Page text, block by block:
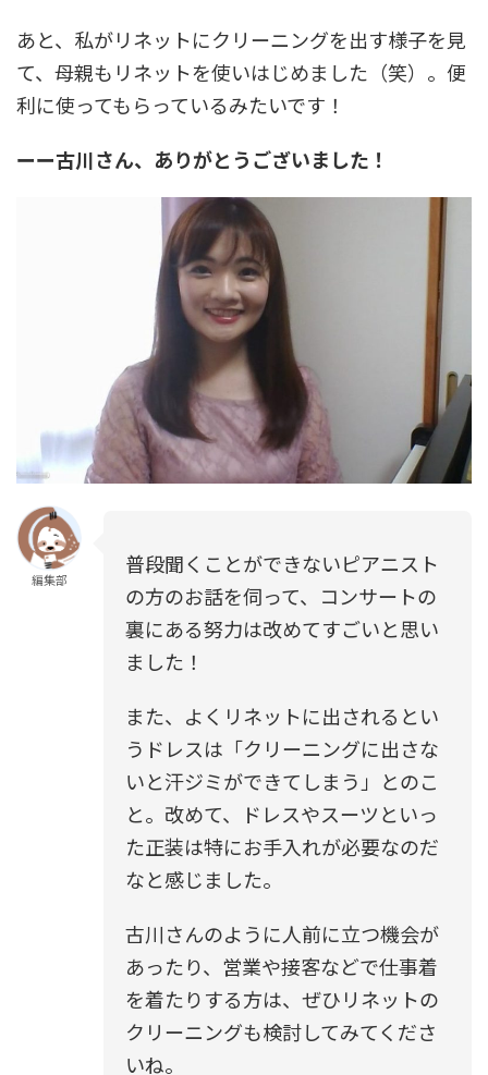
あと、私がリネットにクリーニングを出す様子を見
て、母親もリネットを使いはじめました（笑）。便
利に使ってもらっているみたいです！
ーー古川さん、ありがとうございました！
編集部
普段聞くことができないピアニスト
の方のお話を伺って、コンサートの
裏にある努力は改めてすごいと思い
ました！
また、よくリネットに出されるとい
うドレスは「クリーニングに出さな
いと汗ジミができてしまう」とのこ
と。改めて、ドレスやスーツといっ
た正装は特にお手入れが必要なのだ
なと感じました。
古川さんのように人前に立つ機会が
あったり、営業や接客などで仕事着
を着たりする方は、ぜひリネットの
クリーニングも検討してみてくださ
いね。